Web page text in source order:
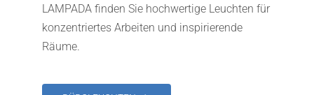
LAMPADA finden Sie hochwertige Leuchten für
konzentriertes Arbeiten und inspirierende
Räume.